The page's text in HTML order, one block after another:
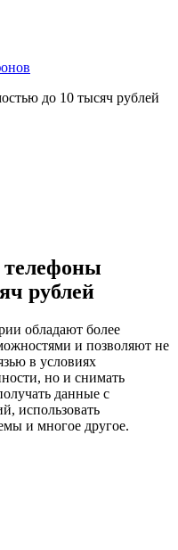
до 10 тысяч рублей
рублей
обладают более
и позволяют не
в условиях
но и снимать
данные с
использовать
и многое другое.